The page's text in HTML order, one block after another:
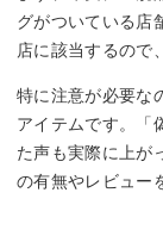
グがついている店
店に該当するので
特に注意が必要な
アイテムです。「
た声も実際に上が
の有無やレビュー